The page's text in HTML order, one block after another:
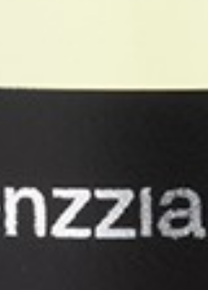
Crear lista de deseos
Nombre de la lista de deseos
Iniciar sesión